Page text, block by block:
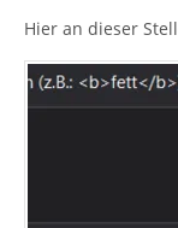
Hier an dieser